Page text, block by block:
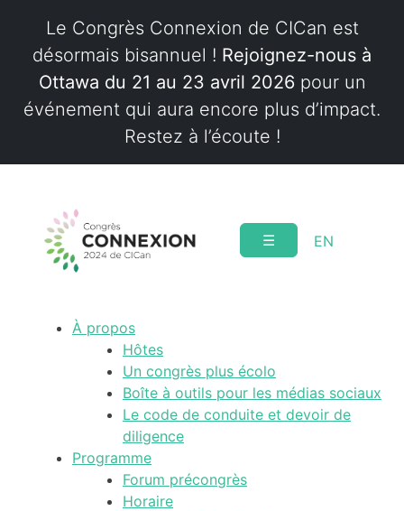
Le Congrès Connexion de CICan est
désormais bisannuel ! Rejoignez-nous à
Ottawa du 21 au 23 avril 2026pour un
événement qui aura encore plus d’impact.
Restez à l’écoute !
☰
EN
À propos
Hôtes
Un congrès plus écolo
Boîte à outils pour les médias sociaux
Le code de conduite et devoir de
diligence
Programme
Forum précongrès
Horaire